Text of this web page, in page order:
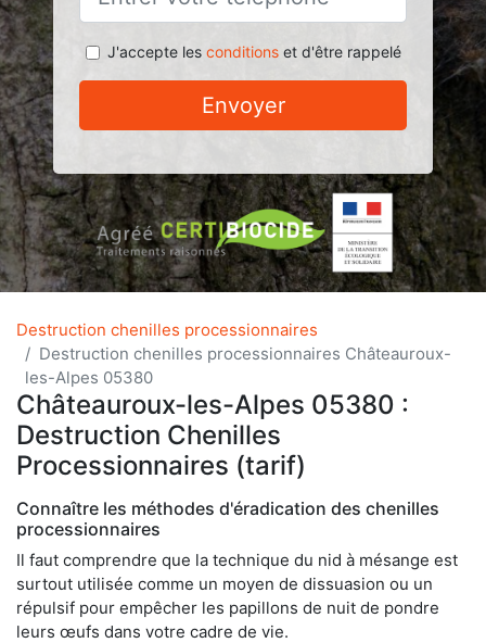
J'accepte les conditionset d'être rappelé
Envoyer
Destruction chenilles processionnaires
Destruction chenilles processionnaires Châteauroux-
les-Alpes 05380
Châteauroux-les-Alpes 05380 :
Destruction Chenilles
Processionnaires (tarif)
Connaître les méthodes d'éradication des chenilles
processionnaires
Il faut comprendre que la technique du nid à mésange est
surtout utilisée comme un moyen de dissuasion ou un
répulsif pour empêcher les papillons de nuit de pondre
leurs œufs dans votre cadre de vie.